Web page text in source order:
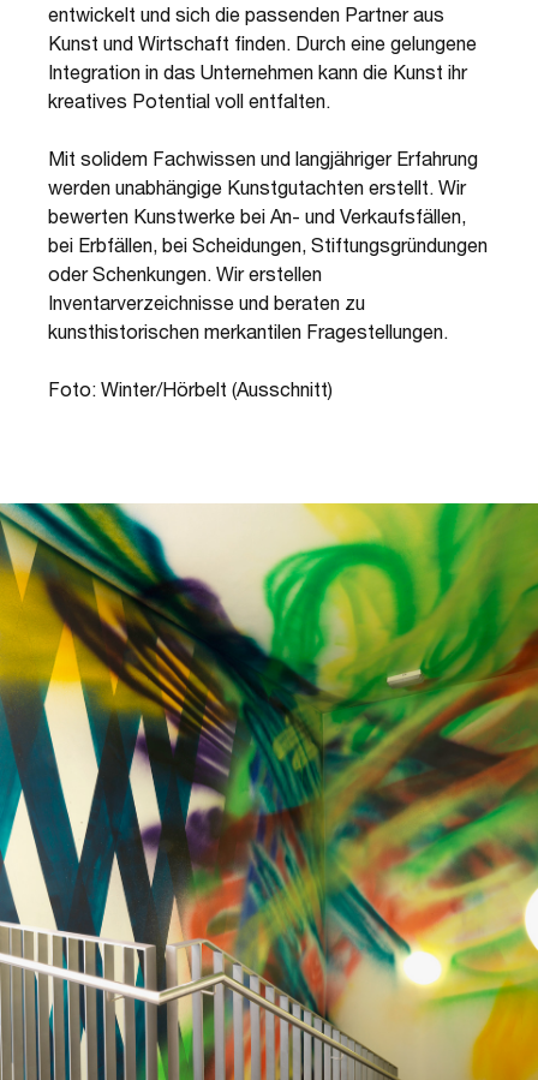
entwickelt und sich die passenden Partner aus
Kunst und Wirtschaft finden. Durch eine gelungene
Integration in das Unternehmen kann die Kunst ihr
kreatives Potential voll entfalten.
Mit solidem Fachwissen und langjähriger Erfahrung
werden unabhängige Kunstgutachten erstellt. Wir
bewerten Kunstwerke bei An- und Verkaufsfällen,
bei Erbfällen, bei Scheidungen, Stiftungsgründungen
oder Schenkungen. Wir erstellen
Inventarverzeichnisse und beraten zu
kunsthistorischen merkantilen Fragestellungen.
Foto: Winter/Hörbelt (Ausschnitt)